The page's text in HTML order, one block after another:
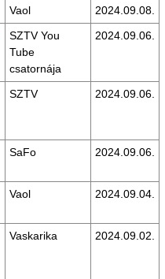
Vaol
2024.09.08.
SZTV You
Tube
csatornája
2024.09.06.
SZTV 2024.09.06.
SaFo 2024.09.06.
Vaol 2024.09.04.
Vaskarika 2024.09.02.